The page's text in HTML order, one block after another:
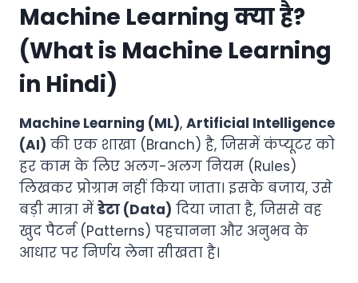
Machine Learning क्या है?
(What is Machine Learning
in Hindi)
Machine Learning (ML), Artificial Intelligence
(AI) की एक शाखा (Branch) है, जिसमें कंप्यूटर को
हर काम के लिए अलग-अलग नियम (Rules)
लिखकर प्रोग्राम नहीं किया जाता। इसके बजाय, उसे
बड़ी मात्रा में डेटा (Data) दिया जाता है, जिससे वह
खुद पैटर्न (Patterns) पहचानना और अनुभव के
आधार पर निर्णय लेना सीखता है।